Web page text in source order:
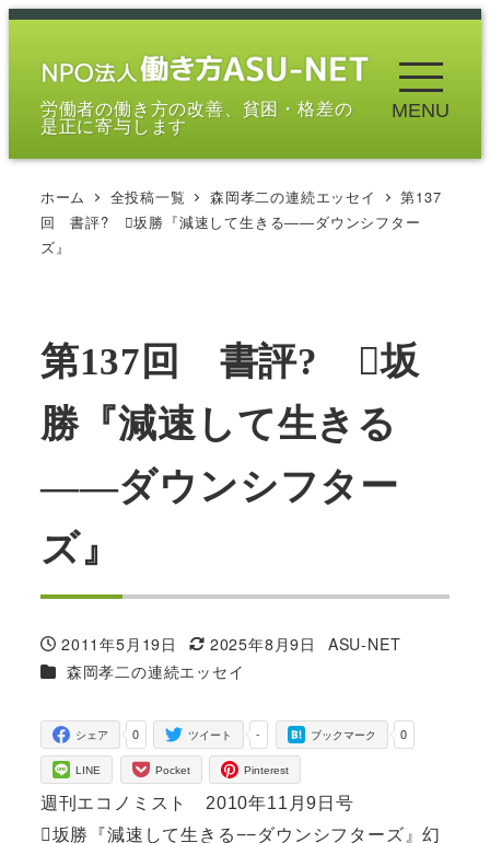
メ
労働者の働き方の改善、貧困・格差の
是正に寄与します
MENU
ホーム 全投稿一覧 森岡孝二の連続エッセイ
第137
回 書評? 坂勝『減速して生きる――ダウンシフター
ズ』
第137回 書評? 坂
勝『減速して生きる
――ダウンシフター
ズ』
投稿日
2011年5月19日
更新日
2025年8月9日
著
ASU-NET
カテゴリー
森岡孝二の連続エッセイ
0
シェア -
ツイート 0
ブックマーク
LINE Pocket Pinterest
週刊エコノミスト 2010年11月9日号
坂勝『減速して生きる−−ダウンシフターズ』幻